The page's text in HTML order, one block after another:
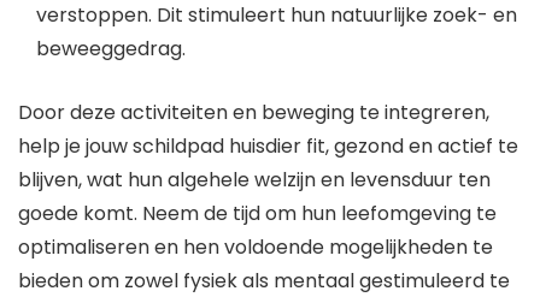
verstoppen. Dit stimuleert hun natuurlijke zoek- en
beweeggedrag.
Door deze activiteiten en beweging te integreren,
help je jouw schildpad huisdier fit, gezond en actief te
blijven, wat hun algehele welzijn en levensduur ten
goede komt. Neem de tijd om hun leefomgeving te
optimaliseren en hen voldoende mogelijkheden te
bieden om zowel fysiek als mentaal gestimuleerd te